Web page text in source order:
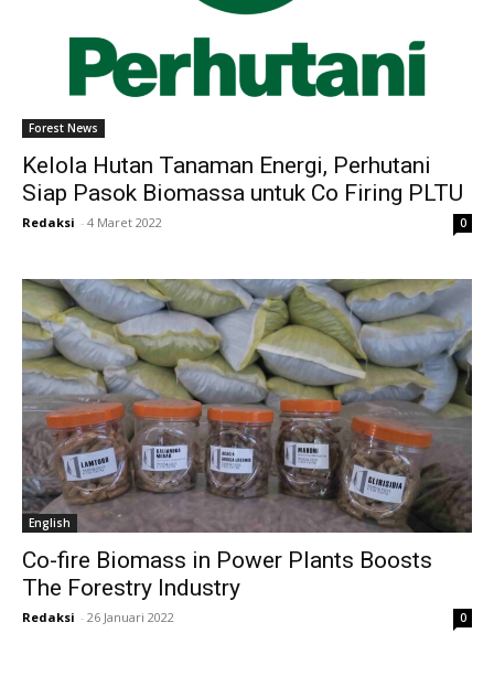
Forest News
Kelola Hutan Tanaman Energi, Perhutani
Siap Pasok Biomassa untuk Co Firing PLTU
Redaksi - 4 Maret 2022 0
English
Co-fire Biomass in Power Plants Boosts
The Forestry Industry
Redaksi - 26 Januari 2022 0